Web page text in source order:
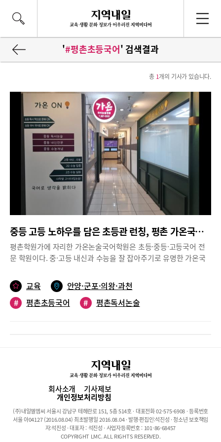
'#평촌초등국어' 검색결과
총 1개의 기사가 있습니다.
중등 고등 노하우를 담은 초등관 런칭, 평촌 가온국어논술학원을 가다!
평촌학원가에 자리한 가온논술국어학원은 초등·중등·고등국어 전
문 학원이다. 중·고등 내신과 수능을 잘 잡아주기로 유명한 가온국
은 다른 데와 무엇이 다를까?가온국어논술학원 이희선 원장은 “초
등 때부터 문해력, 특히 어휘력을 키워야 한다. 요즘 아이들은 국어
어휘가 무척 약해 영어 단어보다 국어단어 익히기를 더 어려워한다.
어휘력과 문해력 향상을 위한 독서 코칭 ‘독서로 문해ON’가온국어
논술학원의 초등국어는 중·고등국어와 연계된 것이 특징이다. 평촌
학원가에서 오랜 시간 중·고등국어를 가르쳐 온 이희선 원장이 ‘최
상위권 성적을 위한 국어 능력을 초등부터 키우자’는 전략을 담아
초등국어는 ‘독서코칭과 국어 프로그램’으로 이뤄져있다. 독서코칭
수업인 ‘독서로 문해ON’은 초등 2학년부터가 대상이며, 리딩플러
스 시스템을 활용한 독서 활동으로 문해력 교육에 집중한다. 리딩플
교육
안양·군포·의왕·과천
#
평촌초등국어 #
평촌독서논술
회사소개 기사제보
개인정보처리방침
(주)내일엘엠씨 서울시 강남구 테헤란로 151, 5층 514호 · 대표전화 02-575-6908 · 등록번호
서울 아04127 (2016.08.04) 최초발행일 2016.08.04 · 발행·편집인:석진성 · 청소년 보호책임
자:석진성 · 대표자 : 석진성 · 사업자등록번호 : 101-86-68457
COPYRIGHT LMC. ALL RIGHTS RESERVED.